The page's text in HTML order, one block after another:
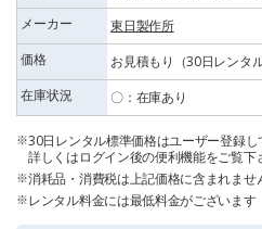
メーカー
東日製作所
価格
お見積もり（30日レンタ
在庫状況
〇：在庫あり
30日レンタル標準価格はユーザー登録し
詳しくはログイン後の便利機能をご覧下
消耗品・消費税は上記価格に含まれませ
レンタル料金には最低料金がございます